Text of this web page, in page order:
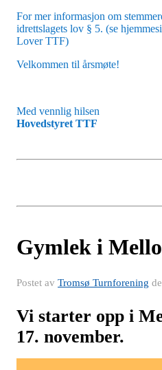
For mer informasjon om
idrettslagets lov § 5. (se
Lover TTF)
Velkommen til årsmøte!
Med vennlig hilsen
Hovedstyret TTF
Gymlek i
Postet av Tromsø Turnforening
Vi starter opp i
17. november.